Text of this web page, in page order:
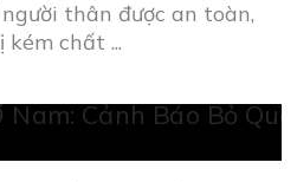
oxy không chỉ là về giá,